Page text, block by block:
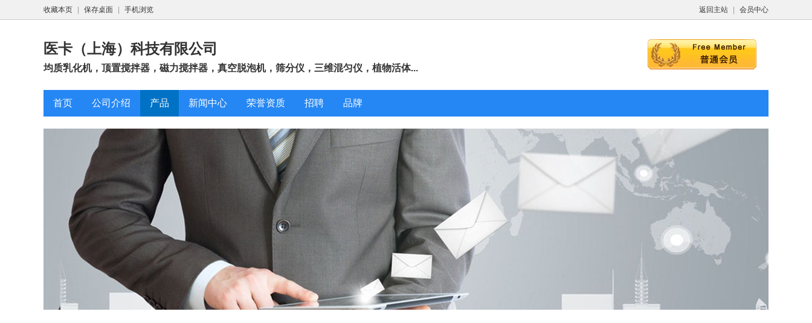
返回主站 会员中心
收藏本页 保存桌面 手机浏览
医卡（上海）科技有限公司
均质乳化机，顶置搅拌器，磁力搅拌器，真空脱泡机，筛分仪，三维混匀仪，植物活体...
首页 公司介绍 产品 新闻中心 荣誉资质 招聘 品牌